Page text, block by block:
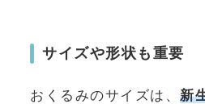
サイズや形状も重要
おくるみのサイズは、 新